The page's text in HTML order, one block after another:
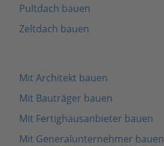
Pultdach bauen
Zeltdach bauen
Mit Architekt bauen
Mit Bauträger bauen
Mit Fertighausanbieter bauen
Mit Generalunternehmer bauen